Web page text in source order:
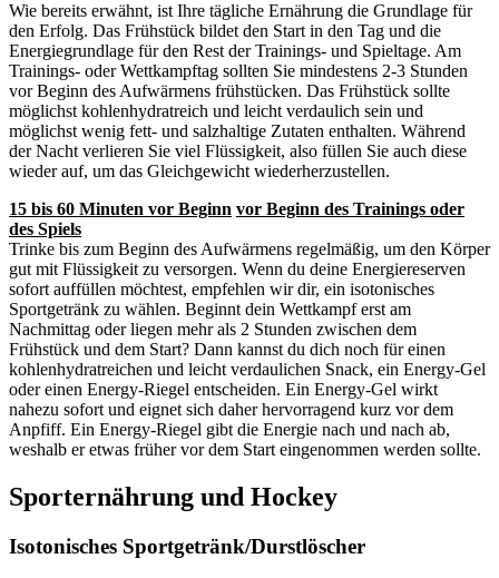
Wie bereits erwähnt, ist Ihre tägliche Ernährung die Grundlage für
den Erfolg. Das Frühstück bildet den Start in den Tag und die
Energiegrundlage für den Rest der Trainings- und Spieltage. Am
Trainings- oder Wettkampftag sollten Sie mindestens 2-3 Stunden
vor Beginn des Aufwärmens frühstücken. Das Frühstück sollte
möglichst kohlenhydratreich und leicht verdaulich sein und
möglichst wenig fett- und salzhaltige Zutaten enthalten. Während
der Nacht verlieren Sie viel Flüssigkeit, also füllen Sie auch diese
wieder auf, um das Gleichgewicht wiederherzustellen.
15 bis 60 Minuten vor Beginn vor Beginn des Trainings oder
des Spiels
Trinke bis zum Beginn des Aufwärmens regelmäßig, um den Körper
gut mit Flüssigkeit zu versorgen. Wenn du deine Energiereserven
sofort auffüllen möchtest, empfehlen wir dir, ein isotonisches
Sportgetränk zu wählen. Beginnt dein Wettkampf erst am
Nachmittag oder liegen mehr als 2 Stunden zwischen dem
Frühstück und dem Start? Dann kannst du dich noch für einen
kohlenhydratreichen und leicht verdaulichen Snack, ein Energy-Gel
oder einen Energy-Riegel entscheiden. Ein Energy-Gel wirkt
nahezu sofort und eignet sich daher hervorragend kurz vor dem
Anpfiff. Ein Energy-Riegel gibt die Energie nach und nach ab,
weshalb er etwas früher vor dem Start eingenommen werden sollte.
Sporternährung und Hockey
Isotonisches Sportgetränk/Durstlöscher